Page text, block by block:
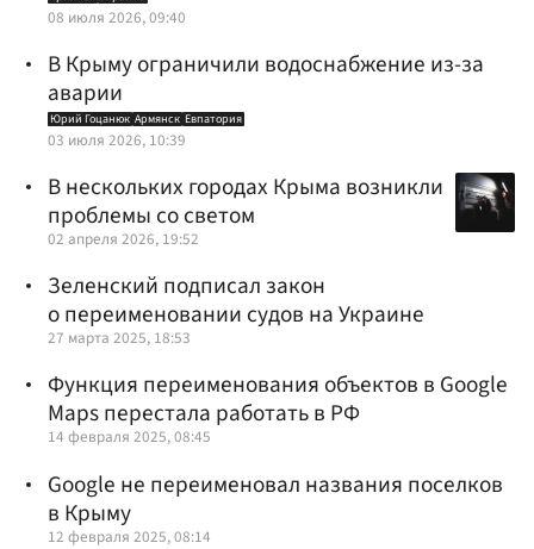
08 июля 2026, 09:40
В Крыму ограничили водоснабжение из-за
аварии
Юрий Гоцанюк Армянск Евпатория
03 июля 2026, 10:39
В нескольких городах Крыма возникли
проблемы со светом
02 апреля 2026, 19:52
Зеленский подписал закон
о переименовании судов на Украине
27 марта 2025, 18:53
Функция переименования объектов в Google
Maps перестала работать в РФ
14 февраля 2025, 08:45
Google не переименовал названия поселков
в Крыму
12 февраля 2025, 08:14